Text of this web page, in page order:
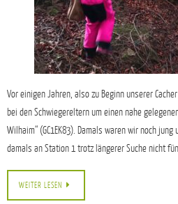
Vor einigen Jahren, also zu Beginn unserer
bei den Schwiegereltern um einen nahe
Wilhaim“ (GC1EK83). Damals waren wir noch
damals an Station 1 trotz längerer Suche nicht
WEITER LESEN